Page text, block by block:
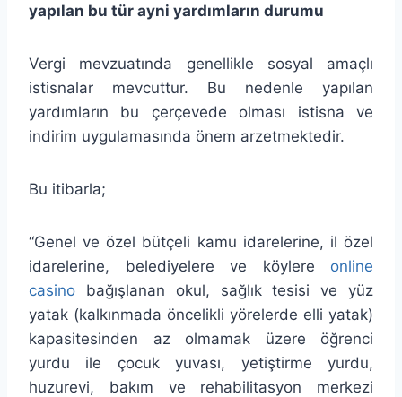
yapılan bu tür ayni yardımların durumu
Vergi mevzuatında genellikle sosyal amaçlı
istisnalar mevcuttur. Bu nedenle yapılan
yardımların bu çerçevede olması istisna ve
indirim uygulamasında önem arzetmektedir.
Bu itibarla;
“Genel ve özel bütçeli kamu idarelerine, il özel
idarelerine, belediyelere ve köylere online
casino bağışlanan okul, sağlık tesisi ve yüz
yatak (kalkınmada öncelikli yörelerde elli yatak)
kapasitesinden az olmamak üzere öğrenci
yurdu ile çocuk yuvası, yetiştirme yurdu,
huzurevi, bakım ve rehabilitasyon merkezi